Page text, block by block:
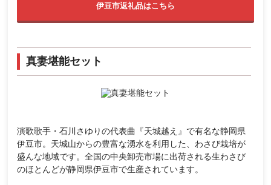
伊豆市返礼品はこちら
真妻堪能セット
演歌歌手・石川さゆりの代表曲『天城越え』で有名な静岡県
伊豆市。天城山からの豊富な湧水を利用した、わさび栽培が
盛んな地域です。全国の中央卸売市場に出荷される生わさび
のほとんどが静岡県伊豆市で生産されています。